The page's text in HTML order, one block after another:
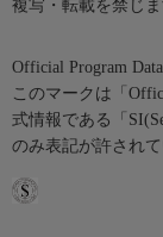
複写・転載を禁じま
Official Program
このマークは「
式情報である「
のみ表記が許されて